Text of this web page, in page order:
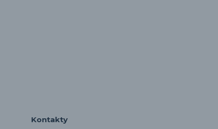
Kontakty